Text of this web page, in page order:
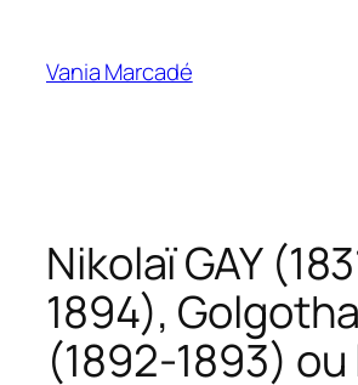
contenu
Vania Marcadé
Nikolaï GAY
1894), Golgotha
(1892-1893) ou